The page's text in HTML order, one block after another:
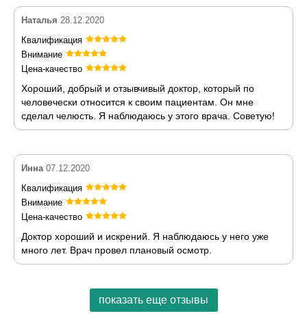
Наталья 28.12.2020
Квалификация
Внимание
Цена-качество
Хороший, добрый и отзывчивый доктор, который по
человечески относится к своим пациентам. Он мне
сделал челюсть. Я наблюдаюсь у этого врача. Советую!
Инна 07.12.2020
Квалификация
Внимание
Цена-качество
Доктор хороший и искрений. Я наблюдаюсь у него уже
много лет. Врач провел плановый осмотр.
показать еще отзывы